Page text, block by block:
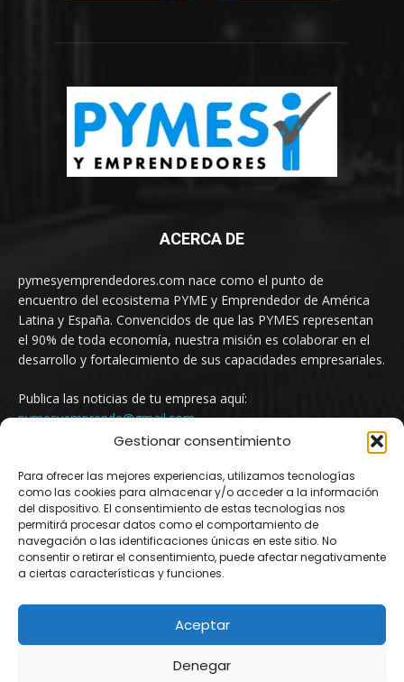
Gestionar consentimiento
Para ofrecer las mejores experiencias, utilizamos tecnologías
como las cookies para almacenar y/o acceder a la información
del dispositivo. El consentimiento de estas tecnologías nos
permitirá procesar datos como el comportamiento de
navegación o las identificaciones únicas en este sitio. No
consentir o retirar el consentimiento, puede afectar negativamente
a ciertas características y funciones.
Aceptar
Denegar
ACERCA DE
pymesyemprendedores.com nace como el punto de
encuentro del ecosistema PYME y Emprendedor de América
Latina y España. Convencidos de que las PYMES representan
el 90% de toda economía, nuestra misión es colaborar en el
desarrollo y fortalecimiento de sus capacidades empresariales.
Publica las noticias de tu empresa aquí:
pymesyemprende@gmail.com
SÍGUENOS
© Newspaper WordPress Theme by TagDiv
Uruguay Chile